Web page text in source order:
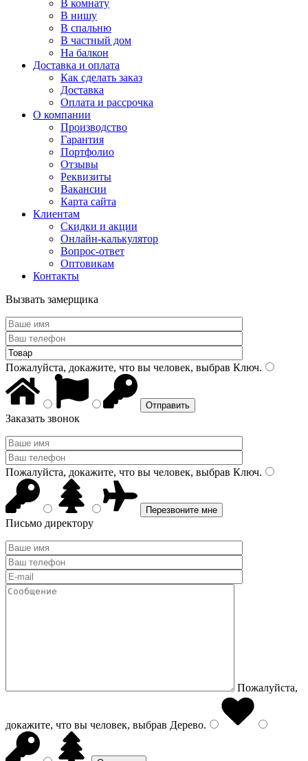
В комнату
В нишу
В спальню
В частный дом
На балкон
Доставка и оплата
Как сделать заказ
Доставка
Оплата и рассрочка
О компании
Производство
Гарантия
Портфолио
Отзывы
Реквизиты
Вакансии
Карта сайта
Клиентам
Скидки и акции
Онлайн-калькулятор
Вопрос-ответ
Оптовикам
Контакты
Вызвать замерщика
Пожалуйста, докажите, что вы человек, выбрав Ключ.
Заказать звонок
Пожалуйста, докажите, что вы человек, выбрав Ключ.
Письмо директору
Пожалуйста,
докажите, что вы человек, выбрав Дерево.